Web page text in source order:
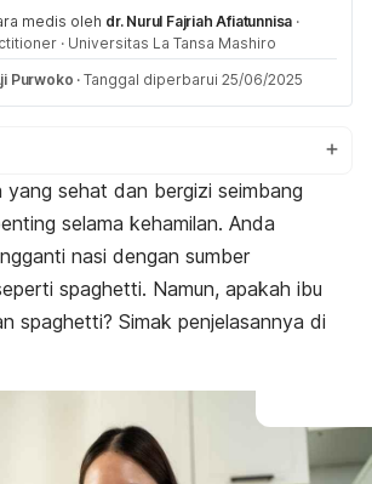
medis oleh dr. Nurul Fajriah Afiatunnisa ·
· Universitas La Tansa Mashiro
Purwoko · Tanggal diperbarui 25/06/2025
yang sehat dan bergizi seimbang
selama kehamilan. Anda
nasi dengan sumber
spaghetti. Namun, apakah ibu
spaghetti? Simak penjelasannya di